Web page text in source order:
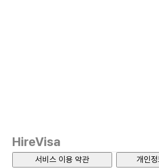
HireVisa
서비스 이용 약관
개인